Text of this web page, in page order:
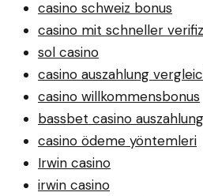
casino schweiz bonus
casino mit schneller
sol casino
casino auszahlung
casino willkommensbonus
bassbet casino auszahlung
casino ödeme yöntemleri
Irwin casino
irwin casino